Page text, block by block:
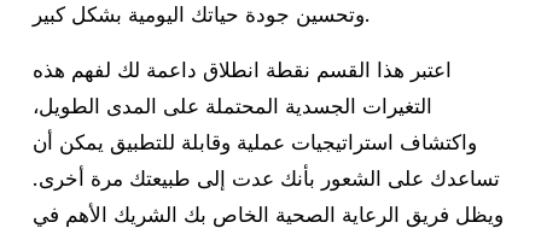
وتحسين جودة حياتك اليومية بشكل كبير.
اعتبر هذا القسم نقطة انطلاق داعمة لك لفهم هذه
التغيرات الجسدية المحتملة على المدى الطويل،
واكتشاف استراتيجيات عملية وقابلة للتطبيق يمكن أن
تساعدك على الشعور بأنك عدت إلى طبيعتك مرة أخرى.
ويظل فريق الرعاية الصحية الخاص بك الشريك الأهم في